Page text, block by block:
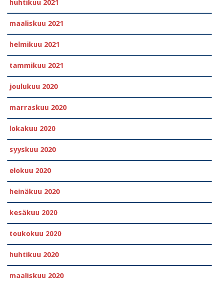
huhtikuu 2021
maaliskuu 2021
helmikuu 2021
tammikuu 2021
joulukuu 2020
marraskuu 2020
lokakuu 2020
syyskuu 2020
elokuu 2020
heinäkuu 2020
kesäkuu 2020
toukokuu 2020
huhtikuu 2020
maaliskuu 2020